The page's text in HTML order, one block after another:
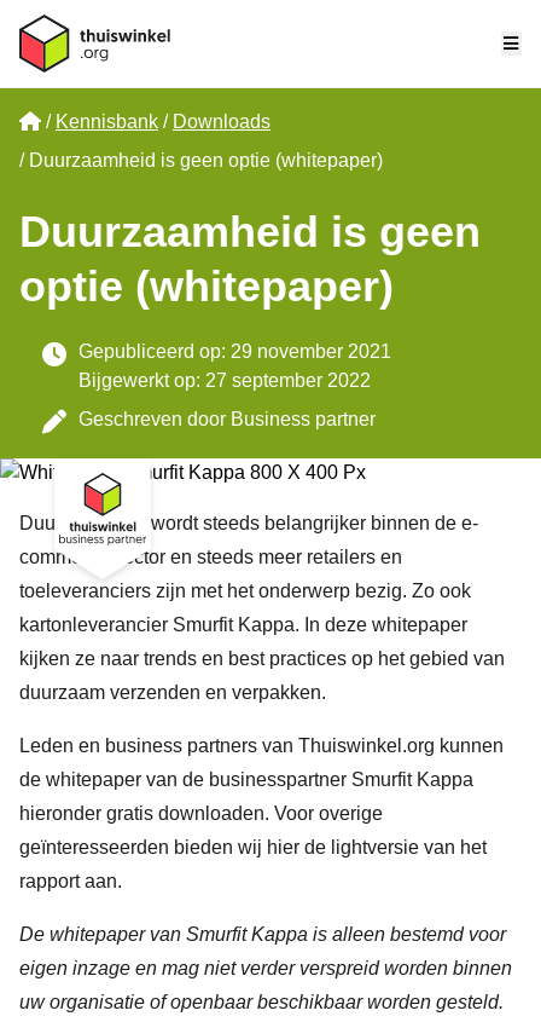
Home
Kennisbank
Downloads
Duurzaamheid is geen optie (whitepaper)
Duurzaamheid is geen
optie (whitepaper)
Gepubliceerd op: 29 november 2021
Bijgewerkt op: 27 september 2022
Geschreven door Business partner
Duurzaamheid wordt steeds belangrijker binnen de e-
commerce sector en steeds meer retailers en
toeleveranciers zijn met het onderwerp bezig. Zo ook
kartonleverancier Smurfit Kappa. In deze whitepaper
kijken ze naar trends en best practices op het gebied van
duurzaam verzenden en verpakken.
Leden en business partners van Thuiswinkel.org kunnen
de whitepaper van de businesspartner Smurfit Kappa
hieronder gratis downloaden. Voor overige
geïnteresseerden bieden wij hier de lightversie van het
rapport aan.
De whitepaper van Smurfit Kappa is alleen bestemd voor
eigen inzage en mag niet verder verspreid worden binnen
uw organisatie of openbaar beschikbaar worden gesteld.